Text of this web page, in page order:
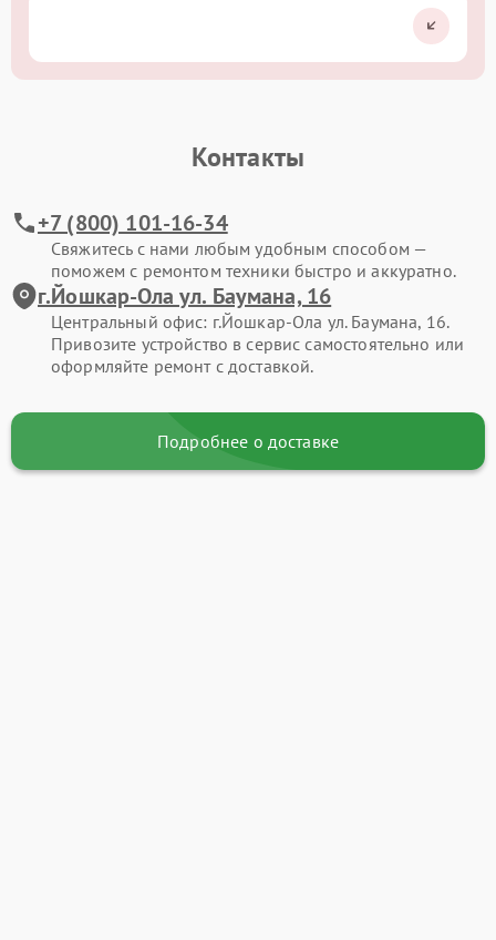
Контакты
+7 (800) 101-16-34
Свяжитесь с нами любым удобным способом —
поможем с ремонтом техники быстро и аккуратно.
г.Йошкар-Ола ул. Баумана, 16
Центральный офис: г.Йошкар-Ола ул. Баумана, 16.
Привозите устройство в сервис самостоятельно или
оформляйте ремонт с доставкой.
Подробнее о доставке